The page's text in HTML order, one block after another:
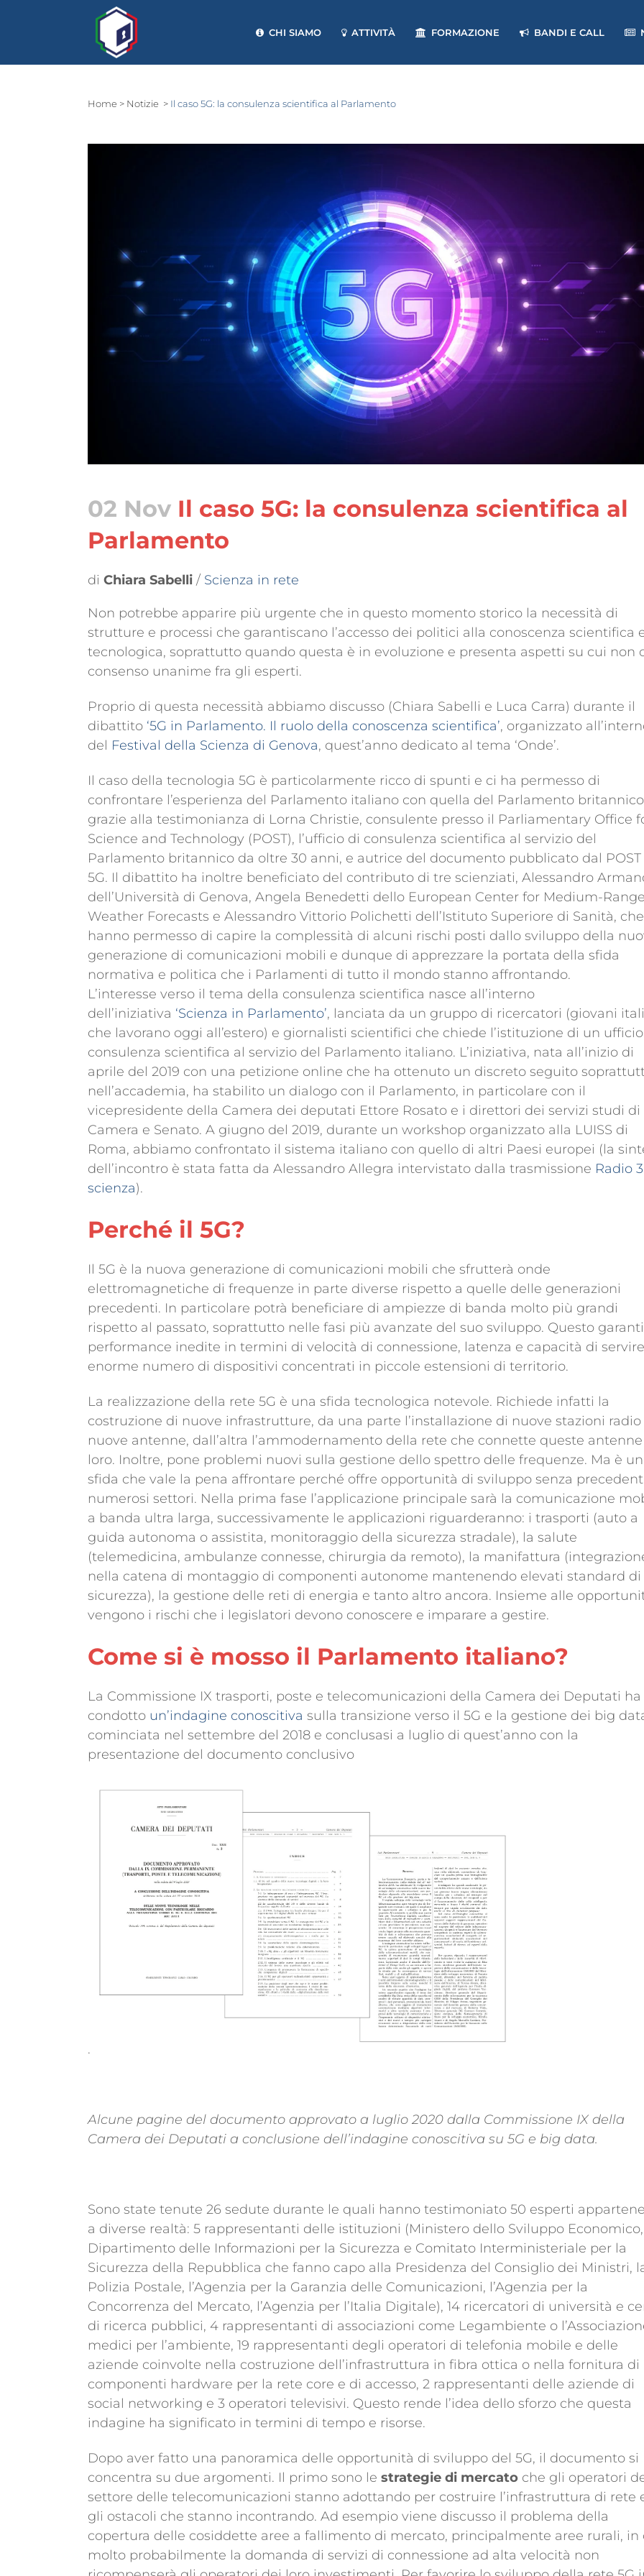
CHI SIAMO ATTIVITÀ FORMAZIONE BANDI E CALL
Home > Notizie > Il caso 5G: la consulenza scientifica al Parlamento
02 Nov Il caso 5G: la consulenza scientifica al
Parlamento
di Chiara Sabelli / Scienza in rete
Non potrebbe apparire più urgente che in questo momento storico la necessità di
strutture e processi che garantiscano l’accesso dei politici alla conoscenza scientifica
tecnologica, soprattutto quando questa è in evoluzione e presenta aspetti su cui non
consenso unanime fra gli esperti.
Proprio di questa necessità abbiamo discusso (Chiara Sabelli e Luca Carra) durante il
dibattito ‘5G in Parlamento. Il ruolo della conoscenza scientifica’, organizzato
del Festival della Scienza di Genova, quest’anno dedicato al tema ‘Onde’.
Il caso della tecnologia 5G è particolarmente ricco di spunti e ci ha permesso di
confrontare l’esperienza del Parlamento italiano con quella del Parlamento
grazie alla testimonianza di Lorna Christie, consulente presso il Parliamentary Office
Science and Technology (POST), l’ufficio di consulenza scientifica al servizio del
Parlamento britannico da oltre 30 anni, e autrice del documento pubblicato dal POST
5G. Il dibattito ha inoltre beneficiato del contributo di tre scienziati, Alessandro
dell’Università di Genova, Angela Benedetti dello European Center for Medium-
Weather Forecasts e Alessandro Vittorio Polichetti dell’Istituto Superiore di Sanità,
hanno permesso di capire la complessità di alcuni rischi posti dallo sviluppo della
generazione di comunicazioni mobili e dunque di apprezzare la portata della sfida
normativa e politica che i Parlamenti di tutto il mondo stanno affrontando.
L’interesse verso il tema della consulenza scientifica nasce all’interno
dell’iniziativa ‘Scienza in Parlamento’, lanciata da un gruppo di ricercatori (giovani
che lavorano oggi all’estero) e giornalisti scientifici che chiede l’istituzione di un
consulenza scientifica al servizio del Parlamento italiano. L’iniziativa, nata all’inizio di
aprile del 2019 con una petizione online che ha ottenuto un discreto seguito
nell’accademia, ha stabilito un dialogo con il Parlamento, in particolare con il
vicepresidente della Camera dei deputati Ettore Rosato e i direttori dei servizi studi di
Camera e Senato. A giugno del 2019, durante un workshop organizzato alla LUISS di
Roma, abbiamo confrontato il sistema italiano con quello di altri Paesi europei (la
dell’incontro è stata fatta da Alessandro Allegra intervistato dalla trasmissione Radio 3
scienza).
Perché il 5G?
Il 5G è la nuova generazione di comunicazioni mobili che sfrutterà onde
elettromagnetiche di frequenze in parte diverse rispetto a quelle delle generazioni
precedenti. In particolare potrà beneficiare di ampiezze di banda molto più grandi
rispetto al passato, soprattutto nelle fasi più avanzate del suo sviluppo. Questo
performance inedite in termini di velocità di connessione, latenza e capacità di
enorme numero di dispositivi concentrati in piccole estensioni di territorio.
La realizzazione della rete 5G è una sfida tecnologica notevole. Richiede infatti la
costruzione di nuove infrastrutture, da una parte l’installazione di nuove stazioni radio
nuove antenne, dall’altra l’ammodernamento della rete che connette queste
loro. Inoltre, pone problemi nuovi sulla gestione dello spettro delle frequenze. Ma è
sfida che vale la pena affrontare perché offre opportunità di sviluppo senza
numerosi settori. Nella prima fase l’applicazione principale sarà la comunicazione
a banda ultra larga, successivamente le applicazioni riguarderanno: i trasporti (auto a
guida autonoma o assistita, monitoraggio della sicurezza stradale), la salute
(telemedicina, ambulanze connesse, chirurgia da remoto), la manifattura
nella catena di montaggio di componenti autonome mantenendo elevati standard di
sicurezza), la gestione delle reti di energia e tanto altro ancora. Insieme alle
vengono i rischi che i legislatori devono conoscere e imparare a gestire.
Come si è mosso il Parlamento italiano?
La Commissione IX trasporti, poste e telecomunicazioni della Camera dei Deputati ha
condotto un’indagine conoscitiva sulla transizione verso il 5G e la gestione dei big
cominciata nel settembre del 2018 e conclusasi a luglio di quest’anno con la
presentazione del documento conclusivo
.
Alcune pagine del documento approvato a luglio 2020 dalla Commissione IX della
Camera dei Deputati a conclusione dell’indagine conoscitiva su 5G e big data.
Sono state tenute 26 sedute durante le quali hanno testimoniato 50 esperti
a diverse realtà: 5 rappresentanti delle istituzioni (Ministero dello Sviluppo Economico,
Dipartimento delle Informazioni per la Sicurezza e Comitato Interministeriale per la
Sicurezza della Repubblica che fanno capo alla Presidenza del Consiglio dei Ministri,
Polizia Postale, l’Agenzia per la Garanzia delle Comunicazioni, l’Agenzia per la
Concorrenza del Mercato, l’Agenzia per l’Italia Digitale), 14 ricercatori di università e
di ricerca pubblici, 4 rappresentanti di associazioni come Legambiente o
medici per l’ambiente, 19 rappresentanti degli operatori di telefonia mobile e delle
aziende coinvolte nella costruzione dell’infrastruttura in fibra ottica o nella fornitura di
componenti hardware per la rete core e di accesso, 2 rappresentanti delle aziende di
social networking e 3 operatori televisivi. Questo rende l’idea dello sforzo che questa
indagine ha significato in termini di tempo e risorse.
Dopo aver fatto una panoramica delle opportunità di sviluppo del 5G, il documento si
concentra su due argomenti. Il primo sono le strategie di mercato che gli operatori
settore delle telecomunicazioni stanno adottando per costruire l’infrastruttura di rete
gli ostacoli che stanno incontrando. Ad esempio viene discusso il problema della
copertura delle cosiddette aree a fallimento di mercato, principalmente aree rurali, in
molto probabilmente la domanda di servizi di connessione ad alta velocità non